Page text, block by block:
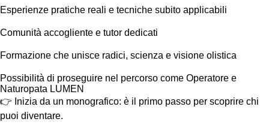
Esperienze pratiche reali e tecniche subito applicabili
Comunità accogliente e tutor dedicati
Formazione che unisce radici, scienza e visione olistica
Possibilità di proseguire nel percorso come Operatore e
Naturopata LUMEN
👉 Inizia da un monografico: è il primo passo per scoprire chi
puoi diventare.